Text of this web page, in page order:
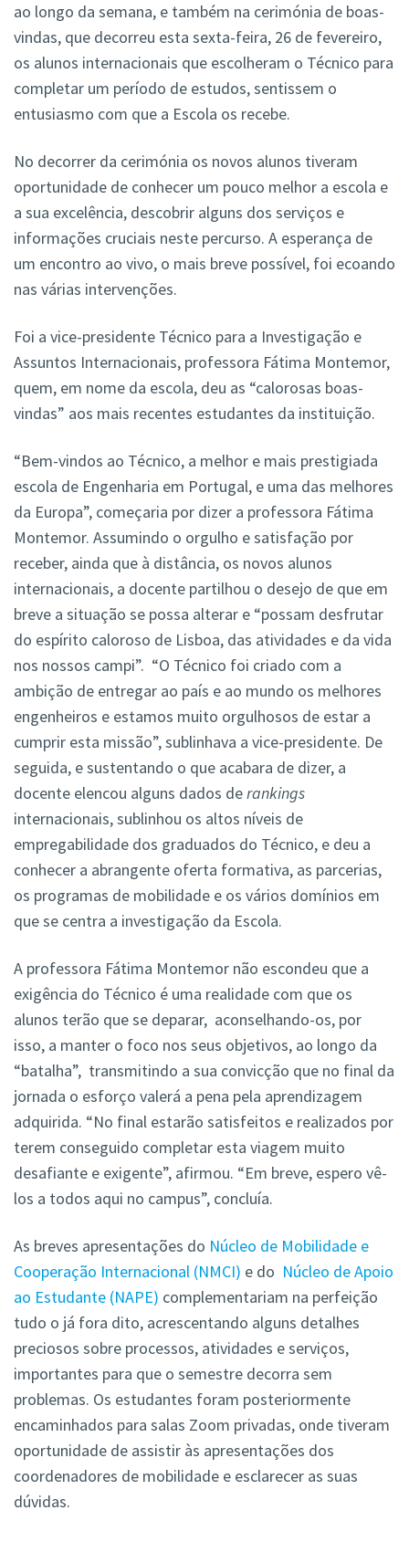
ao longo da semana, e também na cerimónia de boas-
vindas, que decorreu esta sexta-feira, 26 de fevereiro,
os alunos internacionais que escolheram o Técnico para
completar um período de estudos, sentissem o
entusiasmo com que a Escola os recebe.
No decorrer da cerimónia os novos alunos tiveram
oportunidade de conhecer um pouco melhor a escola e
a sua excelência, descobrir alguns dos serviços e
informações cruciais neste percurso. A esperança de
um encontro ao vivo, o mais breve possível, foi ecoando
nas várias intervenções.
Foi a vice-presidente Técnico para a Investigação e
Assuntos Internacionais, professora Fátima Montemor,
quem, em nome da escola, deu as “calorosas boas-
vindas” aos mais recentes estudantes da instituição.
“Bem-vindos ao Técnico, a melhor e mais prestigiada
escola de Engenharia em Portugal, e uma das melhores
da Europa”, começaria por dizer a professora Fátima
Montemor. Assumindo o orgulho e satisfação por
receber, ainda que à distância, os novos alunos
internacionais, a docente partilhou o desejo de que em
breve a situação se possa alterar e “possam desfrutar
do espírito caloroso de Lisboa, das atividades e da vida
nos nossos campi”. “O Técnico foi criado com a
ambição de entregar ao país e ao mundo os melhores
engenheiros e estamos muito orgulhosos de estar a
cumprir esta missão”, sublinhava a vice-presidente. De
seguida, e sustentando o que acabara de dizer, a
docente elencou alguns dados derankings
internacionais, sublinhou os altos níveis de
empregabilidade dos graduados do Técnico, e deu a
conhecer a abrangente oferta formativa, as parcerias,
os programas de mobilidade e os vários domínios em
que se centra a investigação da Escola.
A professora Fátima Montemor não escondeu que a
exigência do Técnico é uma realidade com que os
alunos terão que se deparar, aconselhando-os, por
isso, a manter o foco nos seus objetivos, ao longo da
“batalha”, transmitindo a sua convicção que no final da
jornada o esforço valerá a pena pela aprendizagem
adquirida. “No final estarão satisfeitos e realizados por
terem conseguido completar esta viagem muito
desafiante e exigente”, afirmou. “Em breve, espero vê-
los a todos aqui no campus”, concluía.
As breves apresentações do Núcleo de Mobilidade e
Cooperação Internacional (NMCI) e do Núcleo de Apoio
ao Estudante (NAPE) complementariam na perfeição
tudo o já fora dito, acrescentando alguns detalhes
preciosos sobre processos, atividades e serviços,
importantes para que o semestre decorra sem
problemas. Os estudantes foram posteriormente
encaminhados para salas Zoom privadas, onde tiveram
oportunidade de assistir às apresentações dos
coordenadores de mobilidade e esclarecer as suas
dúvidas.